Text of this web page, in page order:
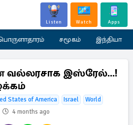
Listen Watch Apps
சமூகம் இந்தியா
வல்லரசாக இஸ்ரேல்...!
States of America Israel
World
4 months ago